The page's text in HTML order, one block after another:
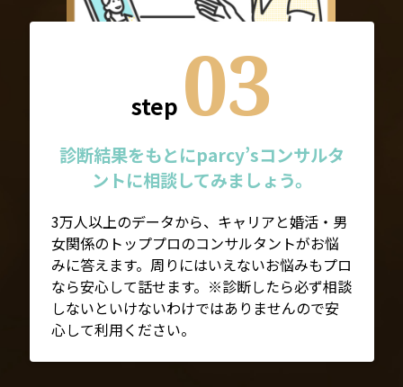
step 03
診断結果をもとにparcy’sコンサルタ
ントに相談してみましょう。
3万人以上のデータから、キャリアと婚活・男
女関係のトッププロのコンサルタントがお悩
みに答えます。周りにはいえないお悩みもプロ
なら安心して話せます。※診断したら必ず相談
しないといけないわけではありませんので安
心して利用ください。